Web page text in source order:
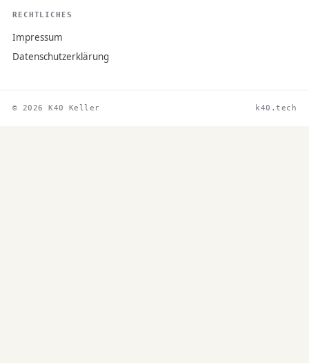
RECHTLICHES
Impressum
Datenschutzerklärung
© 2026 K40 Keller k40.tech